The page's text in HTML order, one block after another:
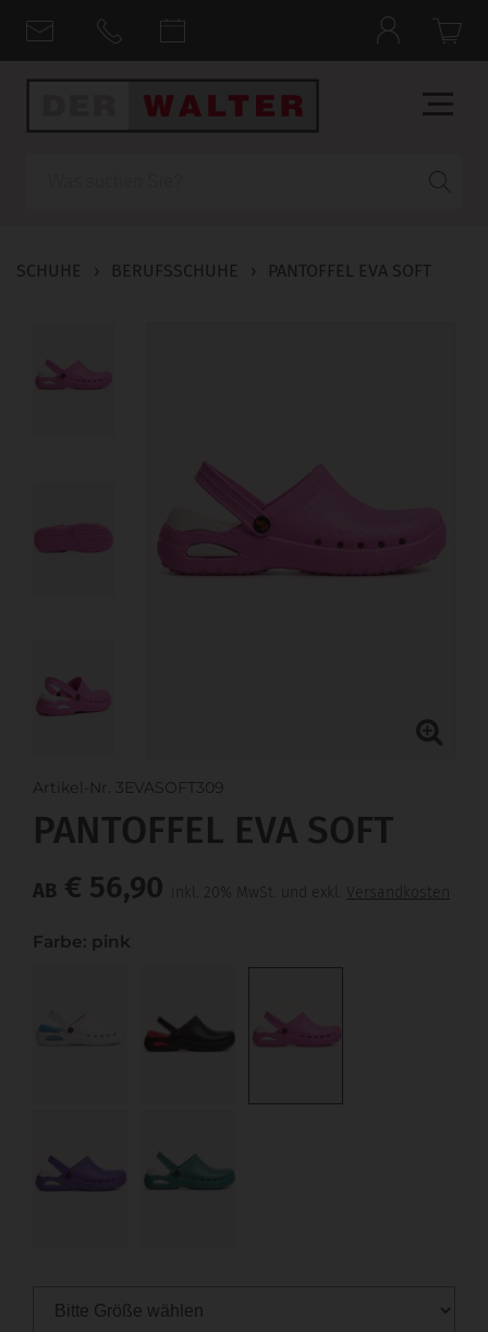
SCHUHE › BERUFSSCHUHE › PANTOFFEL EVA SOFT
Artikel-Nr. 3EVASOFT309
PANTOFFEL EVA SOFT
AB € 56,90 inkl. 20% MwSt. und exkl. Versandkosten
Farbe: pink